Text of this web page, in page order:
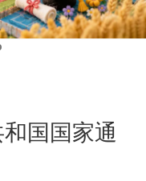
和国国家通